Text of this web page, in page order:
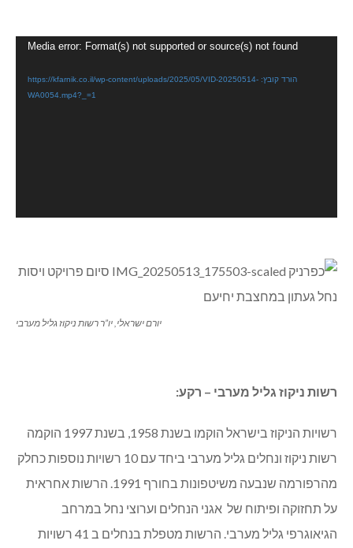
Media error: Format(s) not supported or source(s) not found
הורד קובץ: https://kfarnik.co.il/wp-content/uploads/2025/05/VID-20250514-
WA0054.mp4?_=1
יורם ישראלי, יו”ר רשות ניקוז גליל מערבי
רשות ניקוז גליל מערבי – רקע:
רשויות הניקוז בישראל הוקמו בשנת 1958, בשנת 1997 הוקמה
רשות ניקוז ונחלים גליל מערבי ביחד עם 10 רשויות נוספות כחלק
מהרפורמה שנבעה משיטפונות בחורף 1991. הרשות אחראית
על תחזוקה ופיתוח של אגני הנחלים וערוצי נחל במרחב
הגיאוגרפי גליל מערבי. הרשות מטפלת בנחלים ב 41 רשויות